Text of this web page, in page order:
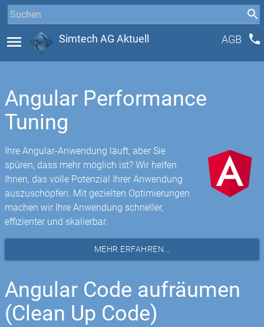
menu Simtech AG Aktuell AGB phone
Angular Performance
Tuning
Ihre Angular-Anwendung läuft, aber Sie
spüren, dass mehr möglich ist? Wir helfen
Ihnen, das volle Potenzial Ihrer Anwendung
auszuschöpfen. Mit gezielten Optimierungen
machen wir Ihre Anwendung schneller,
effizienter und skalierbar.
MEHR ERFAHREN...
Angular Code aufräumen
(Clean Up Code)